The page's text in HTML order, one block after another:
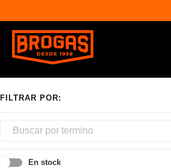
En stock